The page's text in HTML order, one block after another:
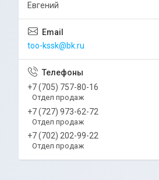
Евгений
too-kssk@bk.ru
+7 (705) 757-80-16
Отдел продаж
+7 (727) 973-62-72
Отдел продаж
+7 (702) 202-99-22
Отдел продаж